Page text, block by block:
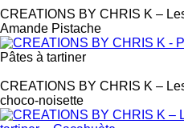
CREATIONS BY CHRIS K –
Amande Pistache
Pâtes à tartiner
CREATIONS BY CHRIS K –
choco-noisette